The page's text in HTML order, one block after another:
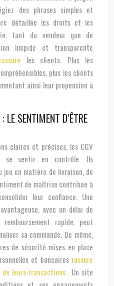
des phrases simples et
détaillée les droits et les
tant du vendeur que de
limpide et transparente
les clients. Plus les
plus les clients
ainsi leur propension à
LE SENTIMENT D’ÊTRE
claires et précises, les CGV
se sentir en contrôle. Ils
en matière de livraison, de
de maîtrise contribue à
leur confiance. Une
avec un délai de
rapide, peut
sa commande. De même,
de sécurité mises en place
et bancaires rassure
leurs transactions . Un site